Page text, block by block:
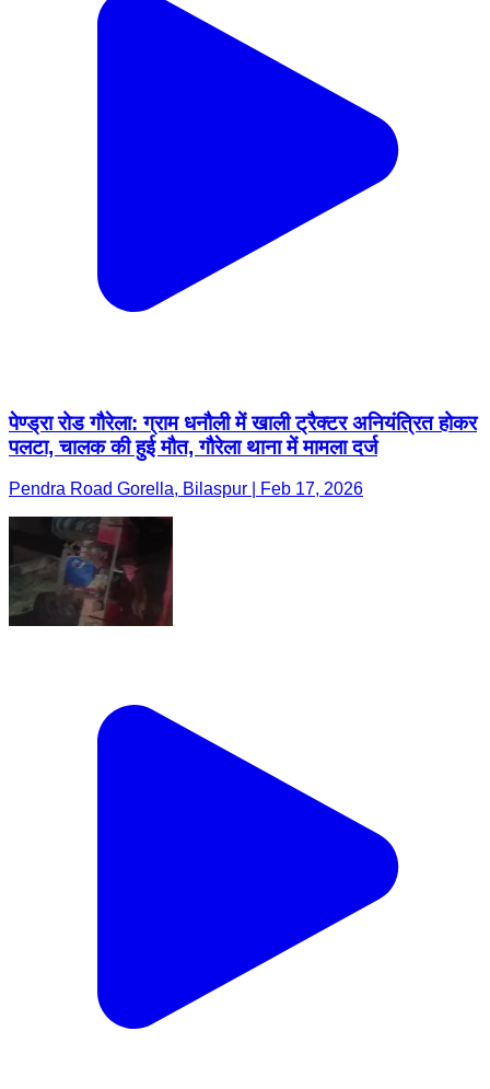
पेण्ड्रा रोड गौरेला: ग्राम धनौली में खाली ट्रैक्टर अनियंत्रित होकर
पलटा, चालक की हुई मौत, गौरेला थाना में मामला दर्ज
Pendra Road Gorella, Bilaspur | Feb 17, 2026